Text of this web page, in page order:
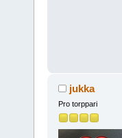
jukka
Pro torppari